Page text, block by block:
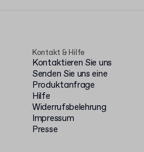
Kontakt & Hilfe
Kontaktieren Sie uns
Senden Sie uns eine
Produktanfrage
Hilfe
Widerrufsbelehrung
Impressum
Presse